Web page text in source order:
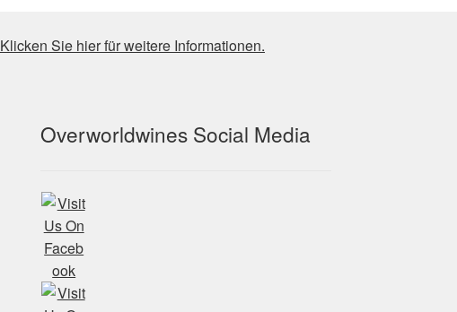
Klicken Sie hier für weitere Informationen.
Overworldwines Social Media